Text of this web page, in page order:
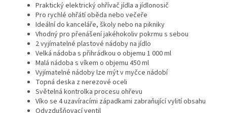
Praktický elektrický ohřívač jídla a jídlonosič
Pro rychlé ohřátí oběda nebo večeře
Ideální do kanceláře, školy nebo na pikniky
Vhodný pro přenášení jakéhokoliv pokrmu s sebou
2 vyjímatelné plastové nádoby na jídlo
Velká nádoba s přihrádkou o objemu 1 000 ml
Malá nádoba s víkem o objemu 450 ml
Vyjímatelné nádoby lze mýt v myčce nádobí
Topná deska z nerezové oceli
Světelná kontrolka procesu ohřevu
Víko se 4 uzavíracími západkami zabraňující vylití obsahu